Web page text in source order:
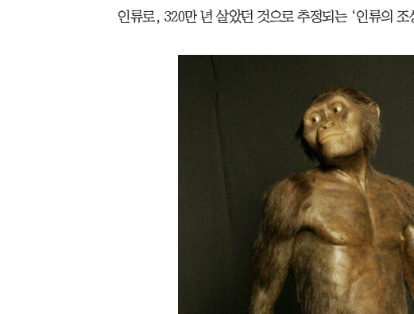
인류로, 320만 년 살았던 것으로 추정되는 ‘인류의 조